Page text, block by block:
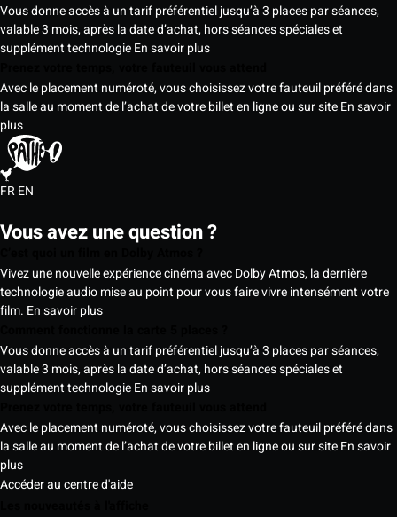
Vous donne accès à un tarif préférentiel jusqu’à 3 places par séances,
valable 3 mois, après la date d’achat, hors séances spéciales et
supplément technologieEn savoir plus
Avec le placement numéroté, vous choisissez votre fauteuil préféré dans
la salle au moment de l’achat de votre billet en ligne ou sur siteEn savoir
plus
FREN
Vous avez une question ?
Vivez une nouvelle expérience cinéma avec Dolby Atmos, la dernière
technologie audio mise au point pour vous faire vivre intensément votre
film. En savoir plus
Vous donne accès à un tarif préférentiel jusqu’à 3 places par séances,
valable 3 mois, après la date d’achat, hors séances spéciales et
supplément technologieEn savoir plus
Avec le placement numéroté, vous choisissez votre fauteuil préféré dans
la salle au moment de l’achat de votre billet en ligne ou sur siteEn savoir
plus
Accéder au centre d'aide